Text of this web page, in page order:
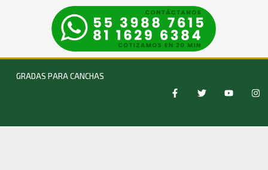
GRADAS PARA CANCHAS